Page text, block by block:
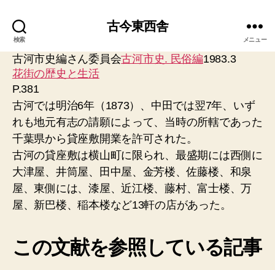
検索
古今東西舎
メニュー
古河市史編さん委員会古河市史. 民俗編1983.3
花街の歴史と生活
P.381
古河では明治6年（1873）、中田では翌7年、いず
れも地元有志の請願によって、当時の所轄であった
千葉県から貸座敷開業を許可された。
古河の貸座敷は横山町に限られ、最盛期には西側に
大津屋、井筒屋、田中屋、金芳楼、佐藤楼、和泉
屋、東側には、漆屋、近江楼、藤村、富士楼、万
屋、新巴楼、稲本楼など13軒の店があった。
この文献を参照している記事